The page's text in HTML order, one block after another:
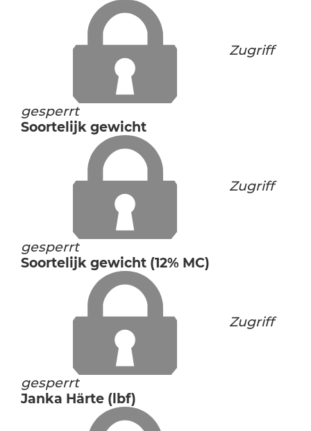
Zugriff
gesperrt
Soortelijk gewicht
Zugriff
gesperrt
Soortelijk gewicht (12% MC)
Zugriff
gesperrt
Janka Härte (lbf)